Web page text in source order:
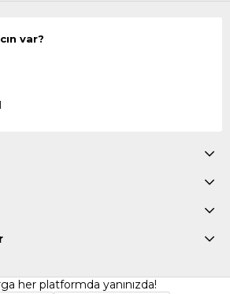
var?
her platformda yanınızda!